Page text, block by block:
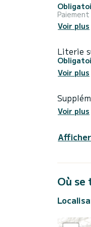
Voir plus
Literie
Voir plus
Voir plus
Où se